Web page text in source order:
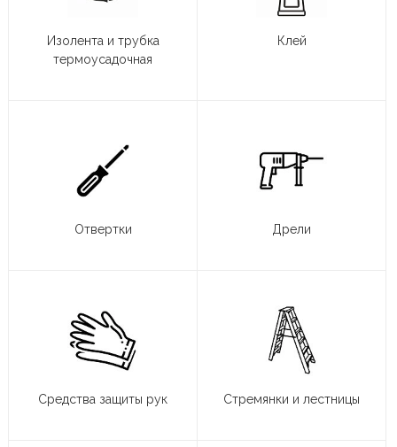
Изолента и трубка
термоусадочная
Клей
Отвертки Дрели
Средства защиты рук Стремянки и лестницы